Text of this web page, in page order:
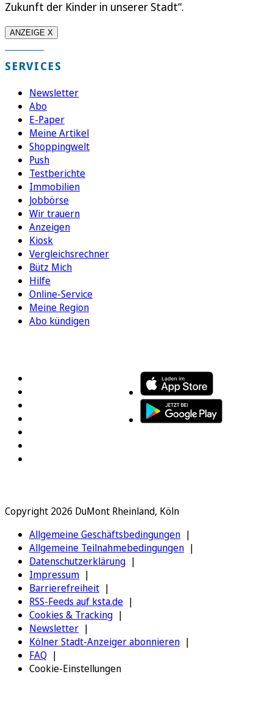
Zukunft der Kinder in unserer Stadt“.
ANZEIGE X
SERVICES
Newsletter
Abo
E-Paper
Meine Artikel
Shoppingwelt
Push
Testberichte
Immobilien
Jobbörse
Wir trauern
Anzeigen
Kiosk
Vergleichsrechner
Bütz Mich
Hilfe
Online-Service
Meine Region
Abo kündigen
Copyright 2026 DuMont Rheinland, Köln
Allgemeine Geschäftsbedingungen
Allgemeine Teilnahmebedingungen
Datenschutzerklärung
Impressum
Barrierefreiheit
RSS-Feeds auf ksta.de
Cookies & Tracking
Newsletter
Kölner Stadt-Anzeiger abonnieren
FAQ
Cookie-Einstellungen